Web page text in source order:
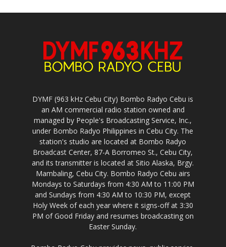
DYMF (963 kHz Cebu City) Bombo Radyo Cebu is
an AM commercial radio station owned and
managed by People's Broadcasting Service, Inc.,
under Bombo Radyo Philippines in Cebu City. The
station's studio are located at Bombo Radyo
Broadcast Center, 87-A Borromeo St., Cebu City,
and its transmitter is located at Sitio Alaska, Brgy.
Mambaling, Cebu City. Bombo Radyo Cebu airs
Mondays to Saturdays from 4:30 AM to 11:00 PM
and Sundays from 4:30 AM to 10:30 PM, except
Holy Week of each year where it signs-off at 3:30
PM of Good Friday and resumes broadcasting on
Easter Sunday.